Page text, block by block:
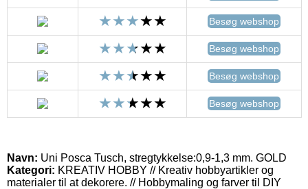
Besøg webshop
Besøg webshop
Besøg webshop
Besøg webshop
Navn: Uni Posca Tusch, stregtykkelse:0,9-1,3 mm. GOLD
Kategori: KREATIV HOBBY // Kreativ hobbyartikler og
materialer til at dekorere. // Hobbymaling og farver til DIY